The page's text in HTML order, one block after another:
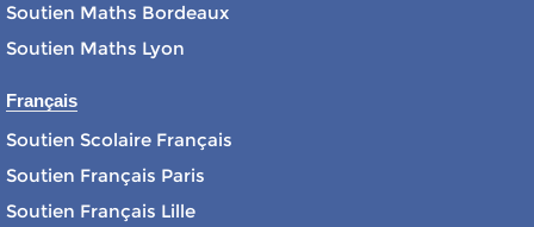
Soutien Maths Bordeaux
Soutien Maths Lyon
Français
Soutien Scolaire Français
Soutien Français Paris
Soutien Français Lille